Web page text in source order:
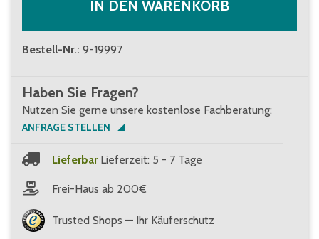
IN DEN WARENKORB
Bestell-Nr.: 9-19997
Haben Sie Fragen?
Nutzen Sie gerne unsere kostenlose Fachberatung:
ANFRAGE STELLEN
Lieferbar Lieferzeit: 5 - 7 Tage
Frei-Haus ab 200€
Trusted Shops — Ihr Käuferschutz